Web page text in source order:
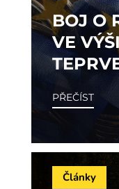
BOJ O
VE
PŘEČÍST
Články